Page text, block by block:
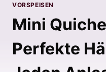
VORSPEISEN
Mini
Perfekte